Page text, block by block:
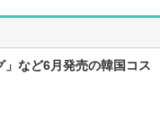
」など6月発売の韓国コス